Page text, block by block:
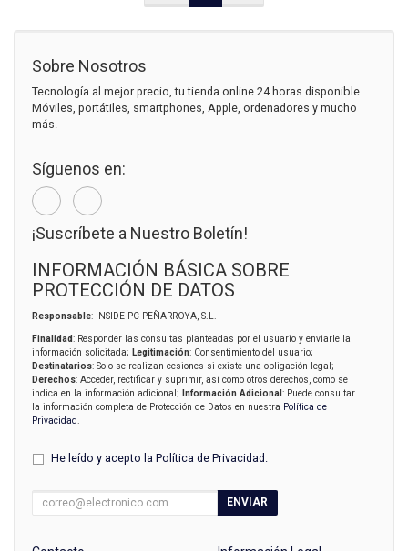
Sobre Nosotros
Tecnología al mejor precio, tu tienda online 24 horas disponible.
Móviles, portátiles, smartphones, Apple, ordenadores y mucho
más.
Síguenos en:
¡Suscríbete a Nuestro Boletín!
INFORMACIÓN BÁSICA SOBRE
PROTECCIÓN DE DATOS
Responsable: INSIDE PC PEÑARROYA, S.L.
Finalidad: Responder las consultas planteadas por el usuario y enviarle la
información solicitada; Legitimación: Consentimiento del usuario;
Destinatarios: Solo se realizan cesiones si existe una obligación legal;
Derechos: Acceder, rectificar y suprimir, así como otros derechos, como se
indica en la información adicional;
Información Adicional : Puede consultar
la información completa de Protección de Datos en nuestra Política de
Privacidad
He leído y acepto la Política de Privacidad .
ENVIAR